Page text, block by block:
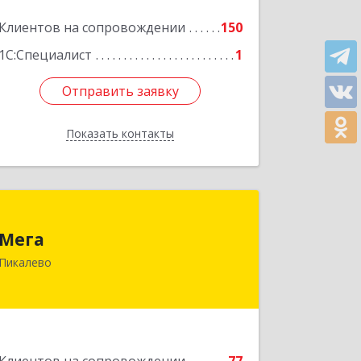
Клиентов на сопровождении
150
1С:Специалист
1
Отправить заявку
Показать контакты
Подробнее
Отправить заявку
Назад
Мега
Пикалево
Подробнее